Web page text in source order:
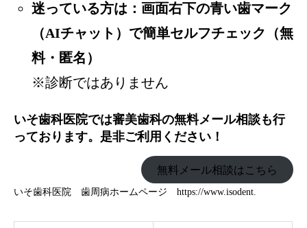
迷っている方は：画面右下の青い歯マーク
（AIチャット）で簡単セルフチェック（無
料・匿名）
※診断ではありません
いそ歯科医院では審美歯科の無料メール相談も行
っております。是非ご利用ください！
無料メール相談はこちら
いそ歯科医院 歯周病ホームページ https://www.isodent.